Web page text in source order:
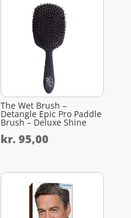
The Wet Brush –
Detangle Epic Pro Paddle
Brush – Deluxe Shine
kr. 95,00